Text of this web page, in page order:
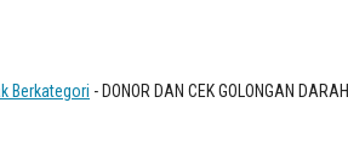
Berkategori - DONOR DAN CEK GOLONGAN